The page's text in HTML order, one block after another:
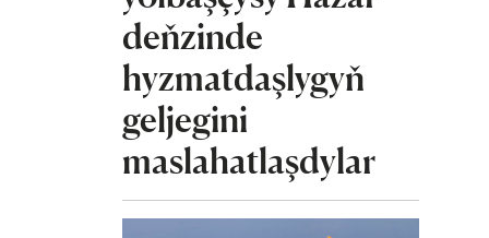
deňzinde
hyzmatdaşlygyň
geljegini
maslahatlaşdylar